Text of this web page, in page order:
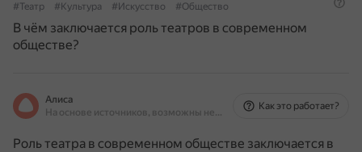
#Театр
#Культура #Искусство #Общество
В чём заключается роль театров в современном
обществе?
Алиса
На основе источников, возможны неточности
Как это работает?
Роль театра в современном обществе заключается в